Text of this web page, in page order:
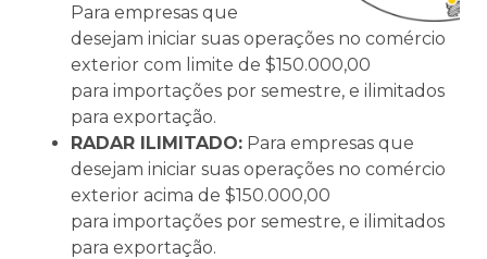
Para empresas que
desejam iniciar suas operações no comércio
exterior com limite de $150.000,00
para importações por semestre, e ilimitados
para exportação. ​
RADAR ILIMITADO: Para empresas que
desejam iniciar suas operações no comércio
exterior acima de $150.000,00
para importações por semestre, e ilimitados
para exportação. ​